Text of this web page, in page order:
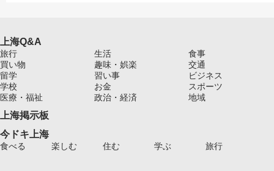
上海Q&A
旅行 生活
食事
買い物
趣味・娯楽
交通
留学
習い事
ビジネス
学校
お金
スポーツ
医療・福祉
政治・経済 地域
上海掲示板
今ドキ上海
食べる 楽しむ 住む 学ぶ 旅行